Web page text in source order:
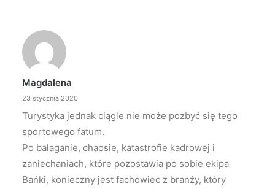
Magdalena
23 stycznia 2020
Turystyka jednak ciągle nie może pozbyć się tego
sportowego fatum.
Po bałaganie, chaosie, katastrofie kadrowej i
zaniechaniach, które pozostawia po sobie ekipa
Bańki, konieczny jest fachowiec z branży, który